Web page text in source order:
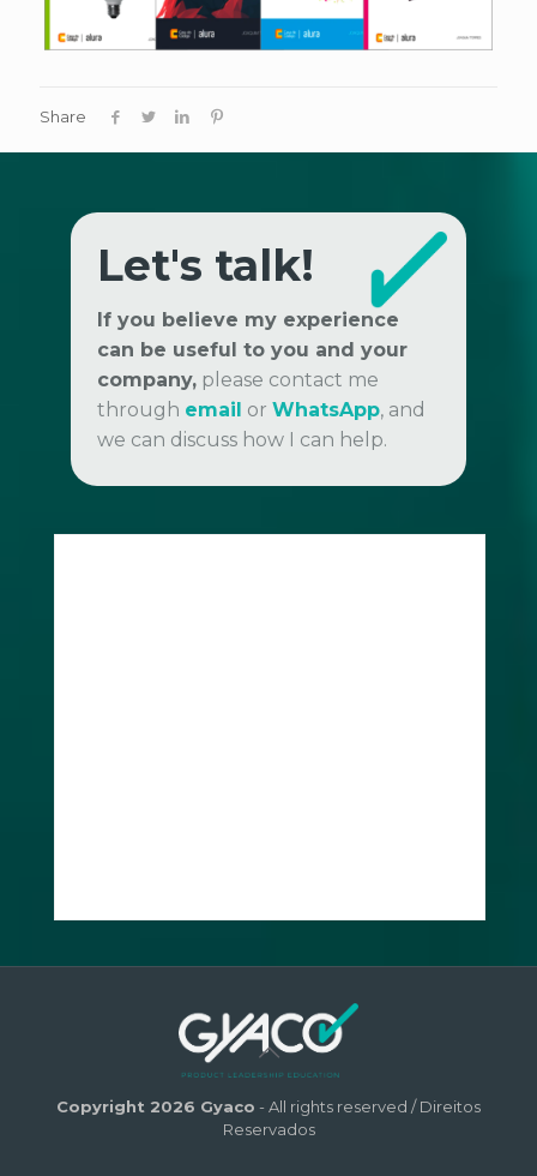
Share
Let's talk!
If you believe my experience
can be useful to you and your
company, please contact me
through email or WhatsApp, and
we can discuss how I can help.
Copyright 2026 Gyaco - All rights reserved / Direitos
Reservados